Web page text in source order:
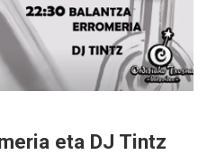
eta DJ Tintz